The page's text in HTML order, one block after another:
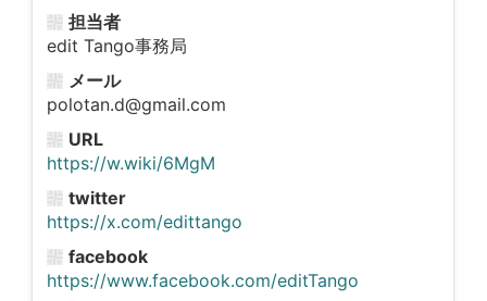
担当者
edit Tango事務局
メール
polotan.d@gmail.com
URL
https://w.wiki/6MgM
twitter
https://x.com/edittango
facebook
https://www.facebook.com/editTango